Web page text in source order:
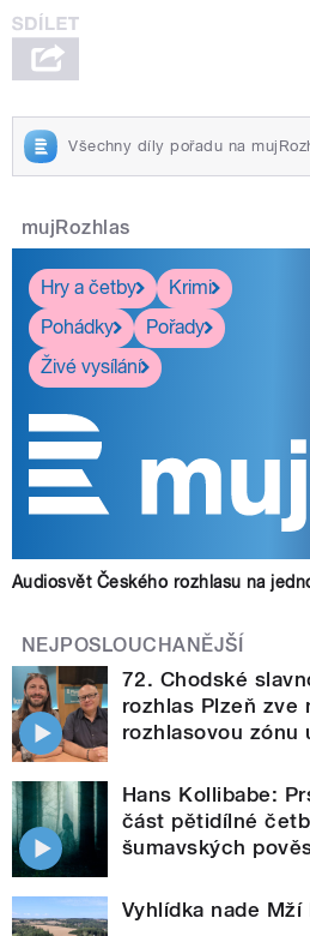
Všechny díly pořadu na
mujRozhlas
Hry a četby
Krimi
Pohádky
Pořady
Živé vysílání
Audiosvět Českého rozhlasu na
NEJPOSLOUCHANĚJŠÍ
72. Chodské
rozhlas Plzeň zve
rozhlasovou zónu
Hans Kollibabe:
část pětidílné
šumavských
Vyhlídka nade